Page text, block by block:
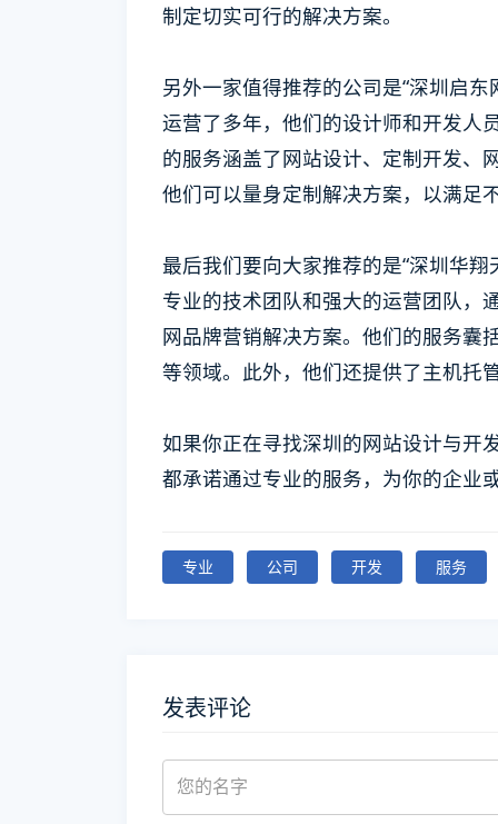
制定切实可行的解决方案。
另外一家值得推荐的公司是“深圳启
运营了多年，他们的设计师和开发人
的服务涵盖了网站设计、定制开发、
他们可以量身定制解决方案，以满足
最后我们要向大家推荐的是“深圳华
专业的技术团队和强大的运营团队，
网品牌营销解决方案。他们的服务囊
等领域。此外，他们还提供了主机托
如果你正在寻找深圳的网站设计与开
都承诺通过专业的服务，为你的企业
专业 公司 开发 服务
发表评论